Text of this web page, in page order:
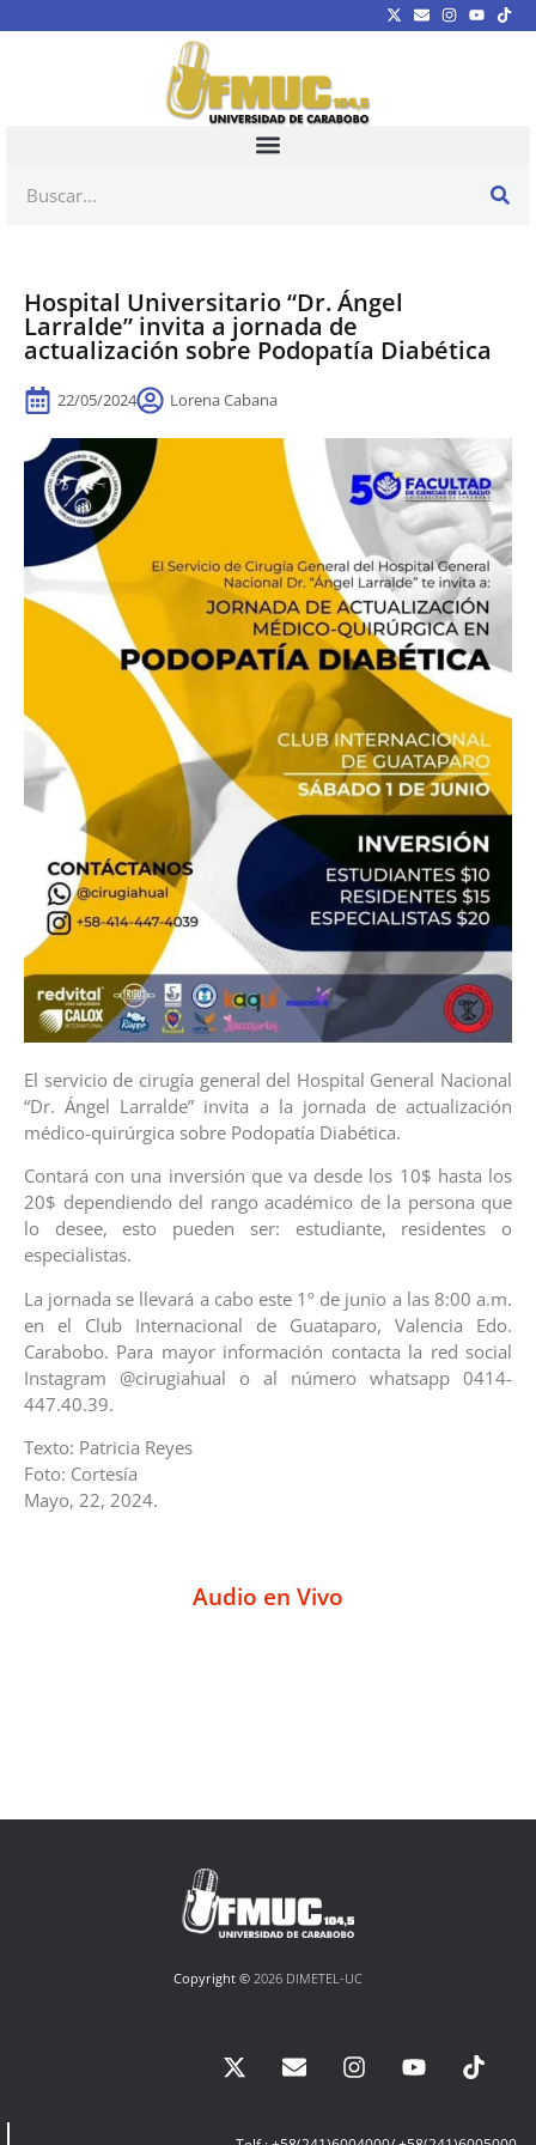
Hospital Universitario “Dr. Ángel
Larralde” invita a jornada de
actualización sobre Podopatía Diabética
22/05/2024 Lorena Cabana
El servicio de cirugía general del Hospital General Nacional
“Dr. Ángel Larralde” invita a la jornada de actualización
médico-quirúrgica sobre Podopatía Diabética.
Contará con una inversión que va desde los 10$ hasta los
20$ dependiendo del rango académico de la persona que
lo desee, esto pueden ser: estudiante, residentes o
especialistas.
La jornada se llevará a cabo este 1º de junio a las 8:00 a.m.
en el Club Internacional de Guataparo, Valencia Edo.
Carabobo. Para mayor información contacta la red social
Instagram @cirugiahual o al número whatsapp 0414-
447.40.39.
Texto: Patricia Reyes
Foto: Cortesía
Mayo, 22, 2024.
Audio en Vivo
Copyright © 2026 DIMETEL-UC